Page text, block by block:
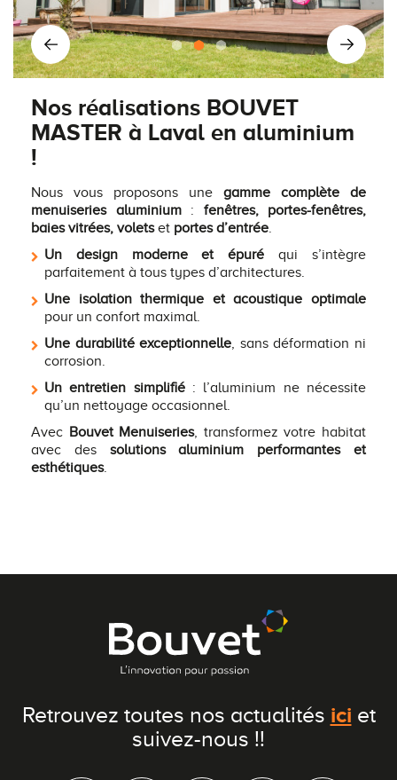
Nos réalisations BOUVET
MASTER à Laval en aluminium
!
Nous vous proposons une gamme complète de
menuiseries aluminium: fenêtres, portes-fenêtres,
baies vitrées, voletset portes d’entrée.
Un design moderne et épuré qui s’intègre
parfaitement à tous types d’architectures.
Une isolation thermique et acoustique optimale
pour un confort maximal.
Une durabilité exceptionnelle, sans déformation ni
corrosion.
Un entretien simplifié: l’aluminium ne nécessite
qu’un nettoyage occasionnel.
Avec Bouvet Menuiseries, transformez votre habitat
avec des solutions aluminium performantes et
esthétiques.
Retrouvez toutes nos actualités ici et
suivez-nous !!